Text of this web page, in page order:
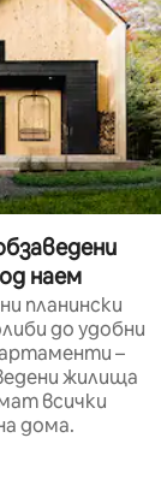
наем
планински
до удобни
–
жилища
всички
дома.